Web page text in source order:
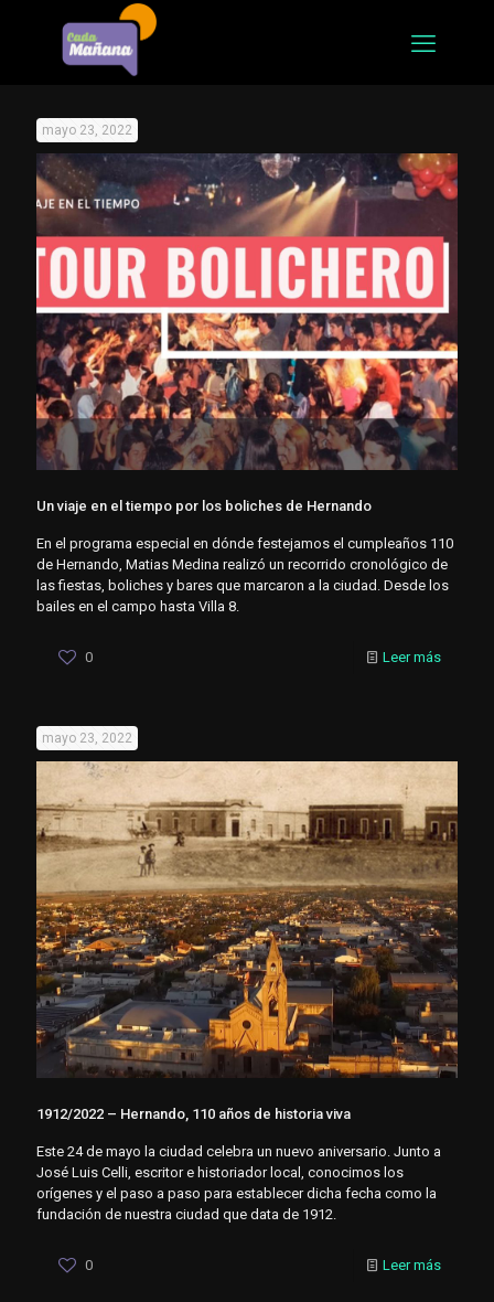
mayo 23, 2022
Un viaje en el tiempo por los boliches de Hernando
En el programa especial en dónde festejamos el cumpleaños 110
de Hernando, Matias Medina realizó un recorrido cronológico de
las fiestas, boliches y bares que marcaron a la ciudad. Desde los
bailes en el campo hasta Villa 8.
0 Leer más
mayo 23, 2022
1912/2022 – Hernando, 110 años de historia viva
Este 24 de mayo la ciudad celebra un nuevo aniversario. Junto a
José Luis Celli, escritor e historiador local, conocimos los
orígenes y el paso a paso para establecer dicha fecha como la
fundación de nuestra ciudad que data de 1912.
0 Leer más